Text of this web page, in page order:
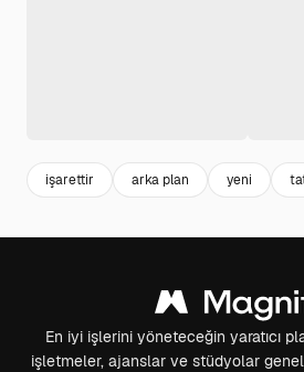
işarettir arka plan yeni
En iyi işlerini yöneteceğin yaratıcı
işletmeler, ajanslar ve stüdyolar